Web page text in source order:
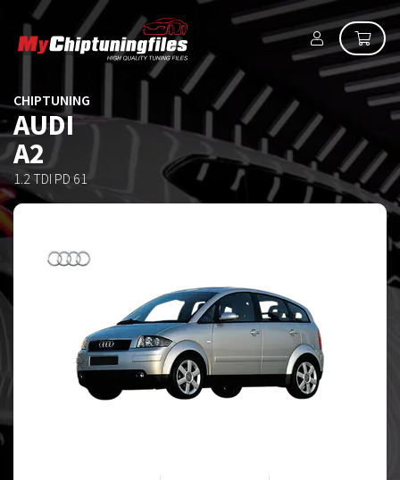
CHIPTUNING
AUDI
A2
1.2 TDI PD 61